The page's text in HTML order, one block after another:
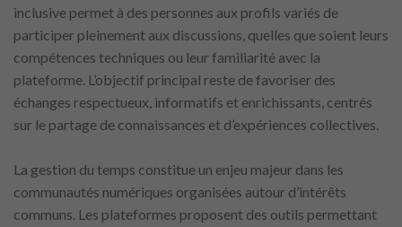
inclusive permet à des personnes aux profils variés de
participer pleinement aux discussions, quelles que soient leurs
compétences techniques ou leur familiarité avec la
plateforme. L’objectif principal reste de favoriser des
échanges respectueux, informatifs et enrichissants, centrés
sur le partage de connaissances et d’expériences collectives.
La gestion du temps constitue un enjeu majeur dans les
communautés numériques organisées autour d’intérêts
communs. Les plateformes proposent des outils permettant